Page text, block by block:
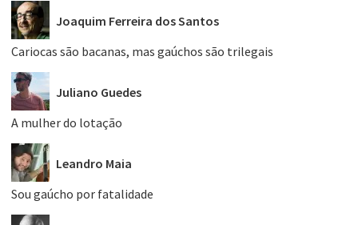
Joaquim Ferreira dos Santos
Cariocas são bacanas, mas gaúchos são trilegais
Juliano Guedes
A mulher do lotação
Leandro Maia
Sou gaúcho por fatalidade